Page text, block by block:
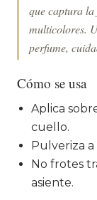
que captura
multicolores.
perfume,
Cómo se usa
Aplica
cuello.
Pulveriza a
No frotes
asiente.